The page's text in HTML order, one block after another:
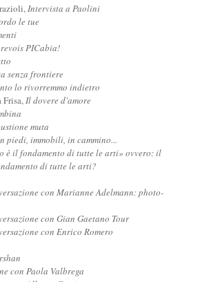
Intervista a Paolini
le tue
revois PICabia!
senza frontiere
lo rivorremmo indietro
Frisa,Il dovere d'amore
muta
piedi, immobili, in cammino...
è il fondamento di tutte le arti» ovvero: il
di tutte le arti?
con Marianne Adelmann: photo-
con Gian Gaetano Tour
con Enrico Romero
con Paola Valbrega